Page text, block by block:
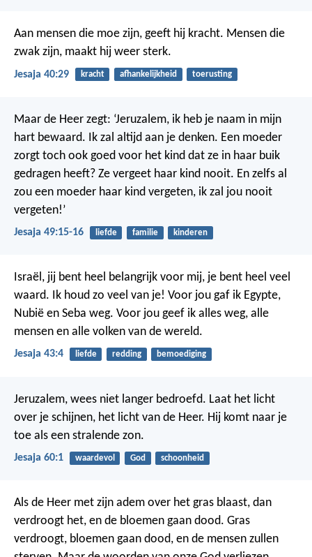
Aan mensen die moe zijn, geeft hij kracht. Mensen die
zwak zijn, maakt hij weer sterk.
Jesaja 40:29 kracht afhankelijkheid toerusting
Maar de Heer zegt: ‘Jeruzalem, ik heb je naam in mijn
hart bewaard. Ik zal altijd aan je denken. Een moeder
zorgt toch ook goed voor het kind dat ze in haar buik
gedragen heeft? Ze vergeet haar kind nooit. En zelfs al
zou een moeder haar kind vergeten, ik zal jou nooit
vergeten!’
Jesaja 49:15-16 liefde familie kinderen
Israël, jij bent heel belangrijk voor mij, je bent heel veel
waard. Ik houd zo veel van je! Voor jou gaf ik Egypte,
Nubië en Seba weg. Voor jou geef ik alles weg, alle
mensen en alle volken van de wereld.
Jesaja 43:4 liefde redding bemoediging
Jeruzalem, wees niet langer bedroefd. Laat het licht
over je schijnen, het licht van de Heer. Hij komt naar je
toe als een stralende zon.
Jesaja 60:1 waardevol God schoonheid
Als de Heer met zijn adem over het gras blaast, dan
verdroogt het, en de bloemen gaan dood. Gras
verdroogt, bloemen gaan dood, en de mensen zullen